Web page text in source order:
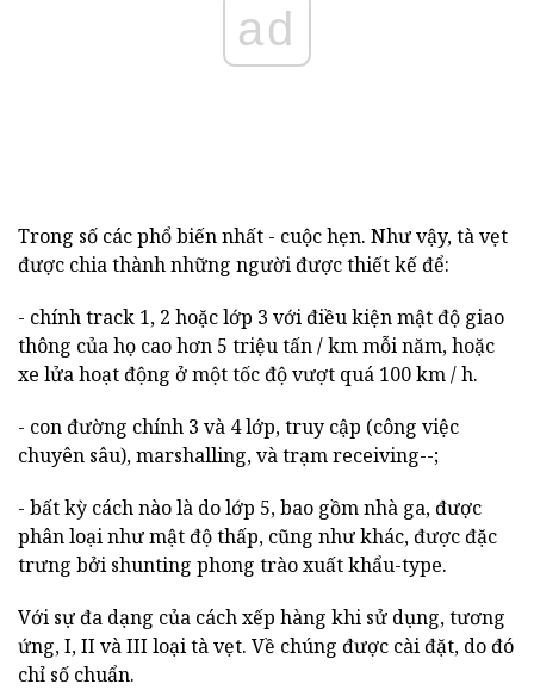
ad
Trong số các phổ biến nhất - cuộc hẹn. Như vậy, tà vẹt
được chia thành những người được thiết kế để:
- chính track 1, 2 hoặc lớp 3 với điều kiện mật độ giao
thông của họ cao hơn 5 triệu tấn / km mỗi năm, hoặc
xe lửa hoạt động ở một tốc độ vượt quá 100 km / h.
- con đường chính 3 và 4 lớp, truy cập (công việc
chuyên sâu), marshalling, và trạm receiving--;
- bất kỳ cách nào là do lớp 5, bao gồm nhà ga, được
phân loại như mật độ thấp, cũng như khác, được đặc
trưng bởi shunting phong trào xuất khẩu-type.
Với sự đa dạng của cách xếp hàng khi sử dụng, tương
ứng, I, II và III loại tà vẹt. Về chúng được cài đặt, do đó
chỉ số chuẩn.